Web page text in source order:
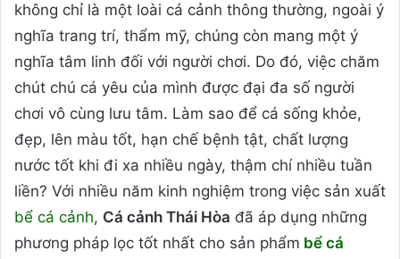
không chỉ là một loài cá cảnh thông thường, ngoài ý
nghĩa trang trí, thẩm mỹ, chúng còn mang một ý
nghĩa tâm linh đối với người chơi. Do đó, việc chăm
chút chú cá yêu của mình được đại đa số người
chơi vô cùng lưu tâm. Làm sao để cá sống khỏe,
đẹp, lên màu tốt, hạn chế bệnh tật, chất lượng
nước tốt khi đi xa nhiều ngày, thậm chí nhiều tuần
liền? Với nhiều năm kinh nghiệm trong việc sản xuất
bể cá cảnh, Cá cảnh Thái Hòa đã áp dụng những
phương pháp lọc tốt nhất cho sản phẩm bể cá